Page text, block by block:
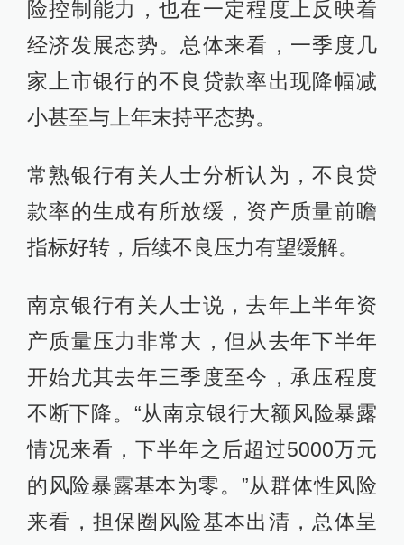
险控制能力，也在一定程度上反映着
经济发展态势。总体来看，一季度几
家上市银行的不良贷款率出现降幅减
小甚至与上年末持平态势。
常熟银行有关人士分析认为，不良贷
款率的生成有所放缓，资产质量前瞻
指标好转，后续不良压力有望缓解。
南京银行有关人士说，去年上半年资
产质量压力非常大，但从去年下半年
开始尤其去年三季度至今，承压程度
不断下降。“从南京银行大额风险暴露
情况来看，下半年之后超过5000万元
的风险暴露基本为零。”从群体性风险
来看，担保圈风险基本出清，总体呈